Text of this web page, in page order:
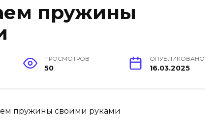
пружины
ПРОСМОТРОВ
50
ОПУБЛИКОВАНО
16.03.2025